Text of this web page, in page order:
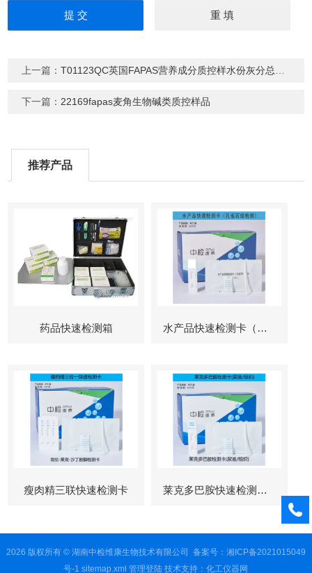
上一篇：T01123QC英国FAPAS营养成分质控样水份灰分总脂肪酸
下一篇：22169fapas麦角生物碱类质控样品
推荐产品
药品快速检测箱 水产品快速检测卡（孔雀石绿检测）
瘦肉精三联快速检测卡 莱克多巴胺快速检测卡（瘦肉精检测）
2026 版权所有 © 湖南中检维康生物技术有限公司 备案号：湘ICP备2021015049
号-1 sitemap.xml 管理登陆 技术支持：化工仪器网